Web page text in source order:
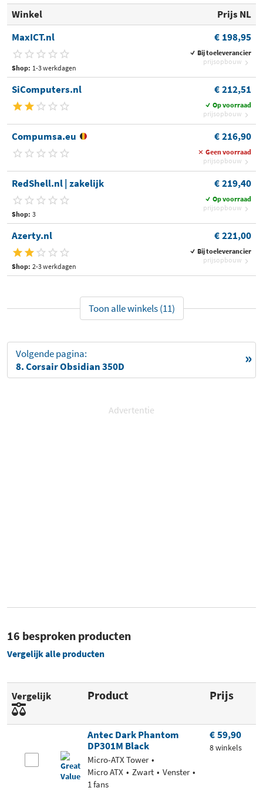
Winkel
Prijs NL
MaxICT.nl
Shop: 1-3 werkdagen
€ 198,95
Bij toeleverancier
prijsopbouw
SiComputers.nl € 212,51
Op voorraad
prijsopbouw
Compumsa.eu € 216,90
Geen voorraad
prijsopbouw
RedShell.nl | zakelijk
Shop: 3
€ 219,40
Op voorraad
prijsopbouw
Azerty.nl
Shop: 2-3 werkdagen
€ 221,00
Bij toeleverancier
prijsopbouw
Toon alle winkels (11)
Volgende pagina:
8. Corsair Obsidian 350D
Advertentie
16 besproken producten
Vergelijk alle producten
Vergelijk Product Prijs
Antec Dark Phantom
DP301M Black
Micro-ATX Tower
Micro ATX
Zwart
Venster
1 fans
€ 59,90
8 winkels